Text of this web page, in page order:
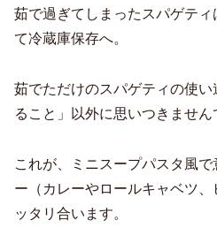
茹で過ぎてしまったスパゲテ
て冷蔵庫保存へ。
茹でただけのスパゲティの使
ること」以外に思いつきません
これが、ミニスープパスタ風
ー（カレーやロールキャベツ
ッタリ合います。